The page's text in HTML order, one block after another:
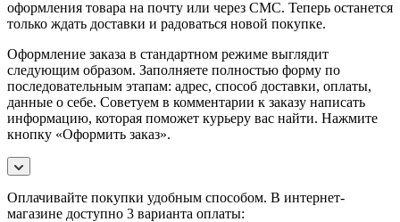
оформления товара на почту или через СМС. Теперь останется
только ждать доставки и радоваться новой покупке.
Оформление заказа в стандартном режиме выглядит
следующим образом. Заполняете полностью форму по
последовательным этапам: адрес, способ доставки, оплаты,
данные о себе. Советуем в комментарии к заказу написать
информацию, которая поможет курьеру вас найти. Нажмите
кнопку «Оформить заказ».
Оплачивайте покупки удобным способом. В интернет-
магазине доступно 3 варианта оплаты: